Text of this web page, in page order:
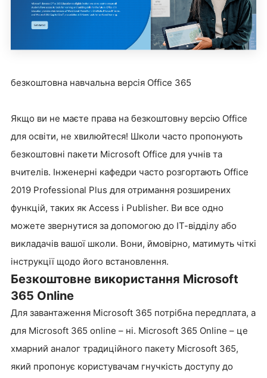
безкоштовна навчальна версія Office 365
Якщо ви не маєте права на безкоштовну версію Office
для освіти, не хвилюйтеся! Школи часто пропонують
безкоштовні пакети Microsoft Office для учнів та
вчителів. Інженерні кафедри часто розгортають Office
2019 Professional Plus для отримання розширених
функцій, таких як Access і Publisher. Ви все одно
можете звернутися за допомогою до ІТ-відділу або
викладачів вашої школи. Вони, ймовірно, матимуть чіткі
інструкції щодо його встановлення.
Безкоштовне використання Microsoft
365 Online
Для завантаження Microsoft 365 потрібна передплата, а
для Microsoft 365 online – ні. Microsoft 365 Online – це
хмарний аналог традиційного пакету Microsoft 365,
який пропонує користувачам гнучкість доступу до